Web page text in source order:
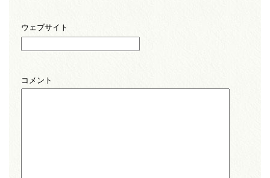
ウェブサイト
コメント